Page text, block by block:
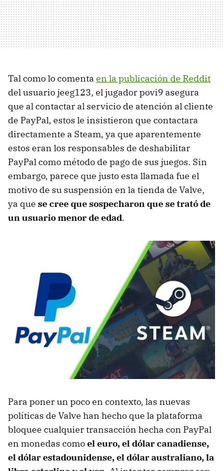
Tal como lo comenta en la publicación de Reddit
del usuario jeeg123, el jugador povi9 asegura
que al contactar al servicio de atención al cliente
de PayPal, estos le insistieron que contactara
directamente a Steam, ya que aparentemente
estos eran los responsables de deshabilitar
PayPal como método de pago de sus juegos. Sin
embargo, parece que justo esta llamada fue el
motivo de su suspensión en la tienda de Valve,
ya que se cree que sospecharon que se trató de
un usuario menor de edad.
Para poner un poco en contexto, las nuevas
políticas de Valve han hecho que la plataforma
bloquee cualquier transacción hecha con PayPal
en monedas comoel euro, el dólar canadiense,
el dólar estadounidense, el dólar australiano, la